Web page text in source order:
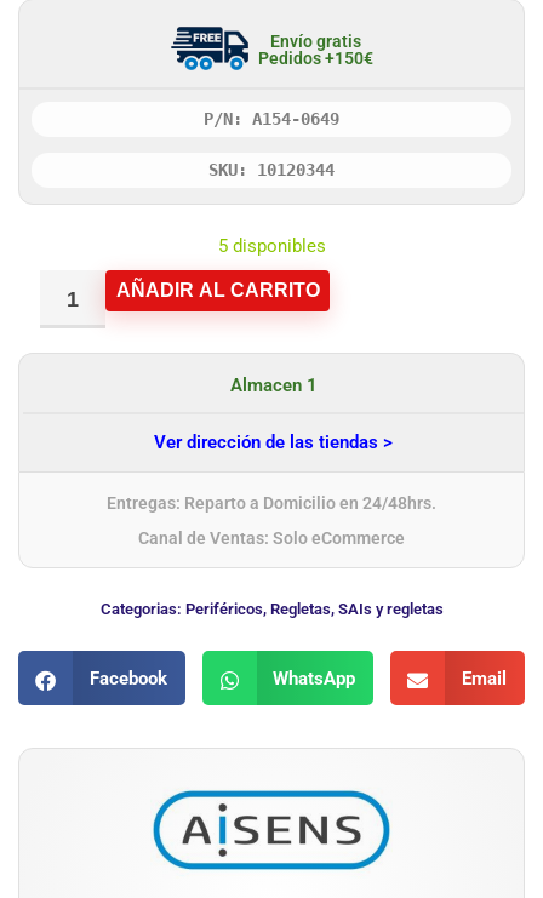
Envío gratis
Pedidos +150€
P/N: A154-0649
SKU: 10120344
5 disponibles
AÑADIR AL CARRITO
Almacen 1
Ver dirección de las tiendas >
Entregas: Reparto a Domicilio en 24/48hrs.
Canal de Ventas: Solo eCommerce
Categorias: Periféricos, Regletas, SAIs y regletas
Facebook WhatsApp Email